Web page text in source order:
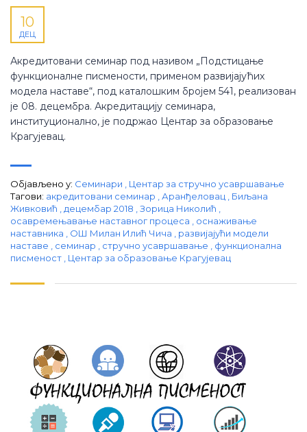
10
ДЕЦ
Акредитовани семинар под називом „Подстицање
функционалне писмености, применом развијајућих
модела наставе“, под каталошким бројем 541, реализован
је 08. децембра. Акредитацију семинара,
институционално, је подржао Центар за образовање
Крагујевац.
Објављено у: Семинари
Центар за стручно усавршавање
Тагови: aкредитовани семинар Аранђеловац
Биљана
Живковић
децембар 2018 Зорица Николић
осавремењавање наставног процеса
оснаживање
наставника
ОШ Милан Илић Чича
развијајући модели
наставе
семинар стручно усавршавање
функционална
писменост
Центар за образовање Крагујевац